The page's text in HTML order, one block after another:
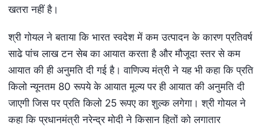
खतरा नहीं है।
श्री गोयल ने बताया कि भारत स्‍वदेश में कम उत्‍पादन के कारण प्रतिवर्ष
साढे पांच लाख टन सेब का आयात करता है और मौजूदा स्‍तर से कम
आयात की ही अनुमति दी गई है। वाणिज्‍य मंत्री ने यह भी कहा कि प्रति
किलो न्‍यूनतम 80 रूपये के आयात मूल्‍य पर ही आयात की अनुमति दी
जाएगी जिस पर प्रति किलो 25 रूपए का शुल्‍क लगेगा। श्री गोयल ने
कहा कि प्रधानमंत्री नरेन्‍द्र मोदी ने किसान हितों को लगातार